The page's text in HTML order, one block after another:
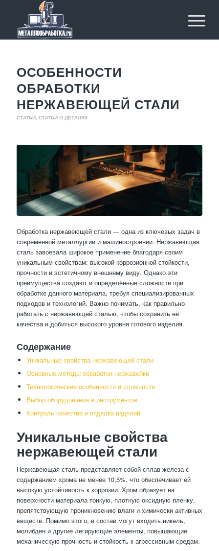
ОСОБЕННОСТИ
ОБРАБОТКИ
НЕРЖАВЕЮЩЕЙ СТАЛИ
СТАТЬИ, СТАТЬИ О ДЕТАЛЯХ
Обработка нержавеющей стали — одна из ключевых задач в
современной металлургии и машиностроении. Нержавеющая
сталь завоевала широкое применение благодаря своим
уникальным свойствам: высокой коррозионной стойкости,
прочности и эстетичному внешнему виду. Однако эти
преимущества создают и определённые сложности при
обработке данного материала, требуя специализированных
подходов и технологий. Важно понимать, как правильно
работать с нержавеющей сталью, чтобы сохранить её
качества и добиться высокого уровня готового изделия.
Содержание
Уникальные свойства нержавеющей стали
Основные методы обработки нержавейки
Технологические особенности и сложности
Выбор оборудования и инструментов
Контроль качества и отделка изделий
Уникальные свойства
нержавеющей стали
Нержавеющая сталь представляет собой сплав железа с
содержанием хрома не менее 10,5%, что обеспечивает ей
высокую устойчивость к коррозии. Хром образует на
поверхности материала тонкую, плотную оксидную пленку,
препятствующую проникновению влаги и химически активных
веществ. Помимо этого, в состав могут входить никель,
молибден и другие легирующие элементы, повышающие
механическую прочность и стойкость к агрессивным средам.